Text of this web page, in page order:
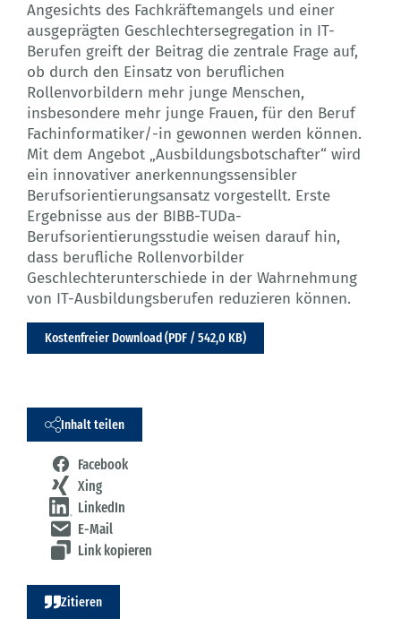
Angesichts des Fachkräftemangels und einer
ausgeprägten Geschlechtersegregation in IT-
Berufen greift der Beitrag die zentrale Frage auf,
ob durch den Einsatz von beruflichen
Rollenvorbildern mehr junge Menschen,
insbesondere mehr junge Frauen, für den Beruf
Fachinformatiker/-in gewonnen werden können.
Mit dem Angebot „Ausbildungsbotschafter“ wird
ein innovativer anerkennungssensibler
Berufsorientierungsansatz vorgestellt. Erste
Ergebnisse aus der BIBB-TUDa-
Berufsorientierungsstudie weisen darauf hin,
dass berufliche Rollenvorbilder
Geschlechterunterschiede in der Wahrnehmung
von IT-Ausbildungsberufen reduzieren können.
Kostenfreier Download (PDF / 542,0 KB)
Inhalt teilen
Facebook
Xing
LinkedIn
E-Mail
Link kopieren
Zitieren